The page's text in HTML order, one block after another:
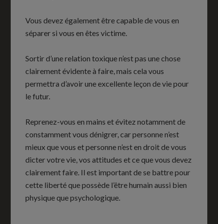
Vous devez également être capable de vous en
séparer si vous en êtes victime.
Sortir d’une relation toxique n’est pas une chose
clairement évidente à faire, mais cela vous
permettra d’avoir une excellente leçon de vie pour
le futur.
Reprenez-vous en mains et évitez notamment de
constamment vous dénigrer, car personne n’est
mieux que vous et personne n’est en droit de vous
dicter votre vie, vos attitudes et ce que vous devez
clairement faire. Il est important de se battre pour
cette liberté que possède l’être humain aussi bien
physique que psychologique.